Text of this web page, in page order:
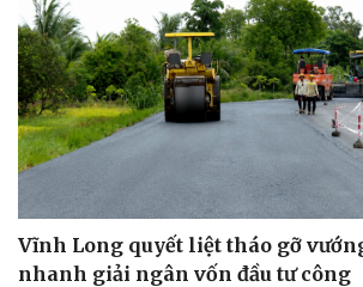
Thể thao
Bóng đá
Lịch thi đấu bóng đá
Thế giới thể thao
Hậu trường
Ô tô - Xe
Ô tô
Xe máy
Tư vấn
Vĩnh Long quyết liệt tháo gỡ
nhanh giải ngân vốn đầu tư công